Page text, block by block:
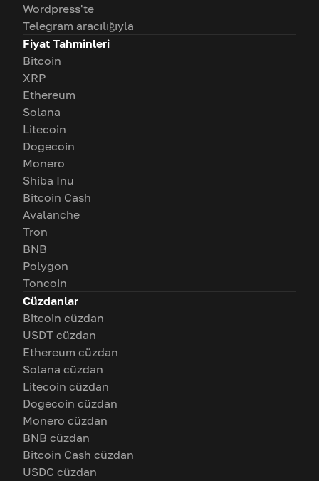
Wordpress'te
Telegram aracılığıyla
Fiyat Tahminleri
Bitcoin
XRP
Ethereum
Solana
Litecoin
Dogecoin
Monero
Shiba Inu
Bitcoin Cash
Avalanche
Tron
BNB
Polygon
Toncoin
Cüzdanlar
Bitcoin cüzdan
USDT cüzdan
Ethereum cüzdan
Solana cüzdan
Litecoin cüzdan
Dogecoin cüzdan
Monero cüzdan
BNB cüzdan
Bitcoin Cash cüzdan
USDC cüzdan